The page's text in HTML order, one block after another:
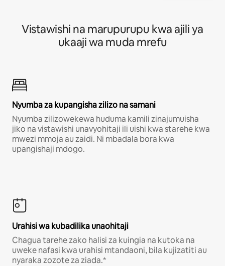
Vistawishi na marupurupu kwa ajili ya
ukaaji wa muda mrefu
Nyumba za kupangisha zilizo na samani
Nyumba zilizowekewa huduma kamili zinajumuisha
jiko na vistawishi unavyohitaji ili uishi kwa starehe kwa
mwezi mmoja au zaidi. Ni mbadala bora kwa
upangishaji mdogo.
Urahisi wa kubadilika unaohitaji
Chagua tarehe zako halisi za kuingia na kutoka na
uweke nafasi kwa urahisi mtandaoni, bila kujizatiti au
nyaraka zozote za ziada.*